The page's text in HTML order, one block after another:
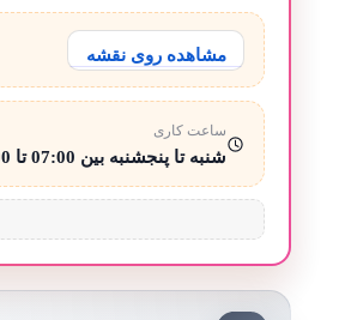
مشاهده روی نقشه
ساعت کاری
شنبه تا پنجشنبه بین 07:00 تا 20:00 • روزهای تعطیل 08:00 تا 15:00